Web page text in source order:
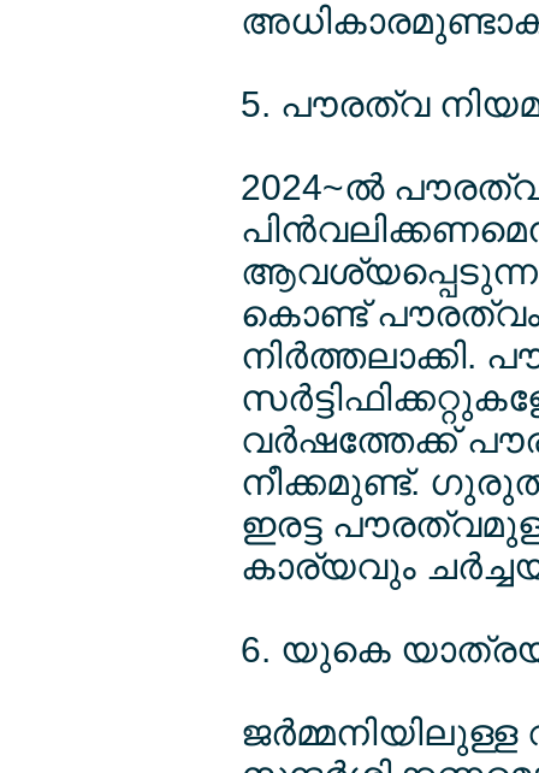
5. പൗരത്വ
2024~ല്‍
കൊണ്ട് പൗരത്വം
നിര്‍ത്തലാക്കി.
വര്‍ഷത്തേക്ക്
നീക്കമുണ്ട്.
ഇരട്ട
കാര്യവും
6. യുകെ